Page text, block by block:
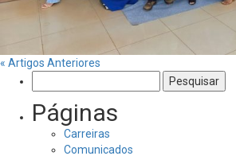
« Artigos Anteriores
por:
Páginas
Carreiras
Comunicados